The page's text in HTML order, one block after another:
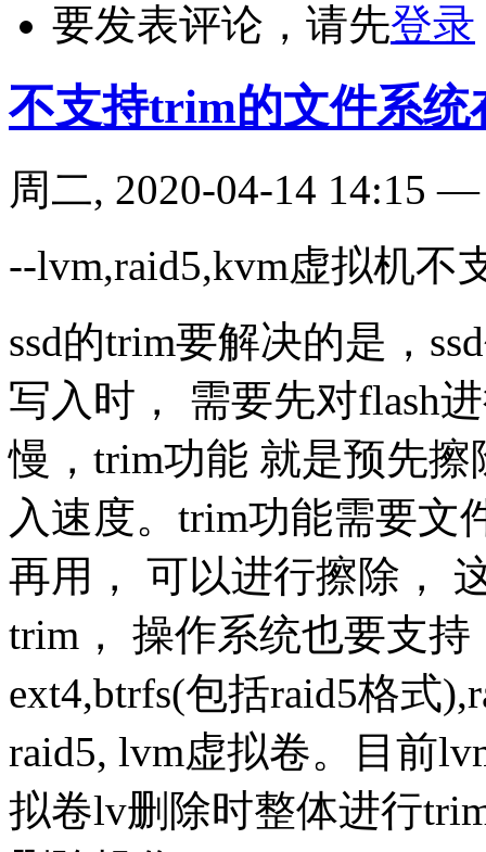
要发表评论，请先登录
不支持trim的文件系统
周二, 2020-04-14 14:15
--lvm,raid5,kvm虚拟机不
ssd的trim要解决的是，
写入时， 需要先对flash
慢，trim功能 就是预先
入速度。trim功能需要文
再用， 可以进行擦除，
trim， 操作系统也要支
ext4,btrfs(包括raid5格式
raid5, lvm虚拟卷。目前
拟卷lv删除时整体进行